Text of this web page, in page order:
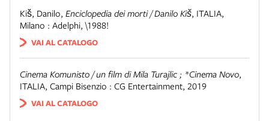
Kiš, Danilo, Enciclopedia dei morti / Danilo Kiš, ITALIA,
Milano : Adelphi, \1988!
VAI AL CATALOGO
Cinema Komunisto / un film di Mila Turajlic ; *Cinema Novo,
ITALIA, Campi Bisenzio : CG Entertainment, 2019
VAI AL CATALOGO